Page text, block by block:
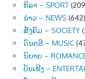
ກິລາ – SPORT
ຂ່າວ – NEWS (642)
ສັງຄົມ – SOCIETY
ດົນຕຣີ – MUSIC
ນິຍາຍ –
ບັນເທີງ –